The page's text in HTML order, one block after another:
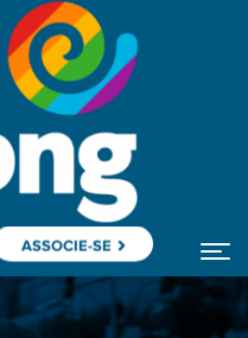
ASSOCIE-SE